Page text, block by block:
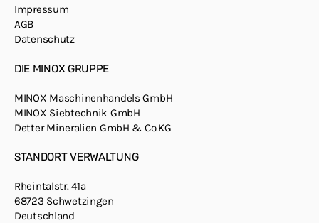
Impressum
AGB
Datenschutz
DIE MINOX GRUPPE
MINOX Maschinenhandels GmbH
MINOX Siebtechnik GmbH
Detter Mineralien GmbH & Co.KG
STANDORT VERWALTUNG
Rheintalstr. 41a
68723 Schwetzingen
Deutschland